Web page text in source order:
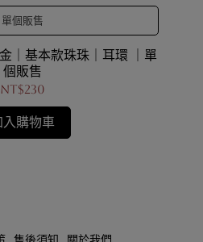
單個販售
｜基本款珠珠｜耳環 ｜單
個販售
NT$230
入購物車